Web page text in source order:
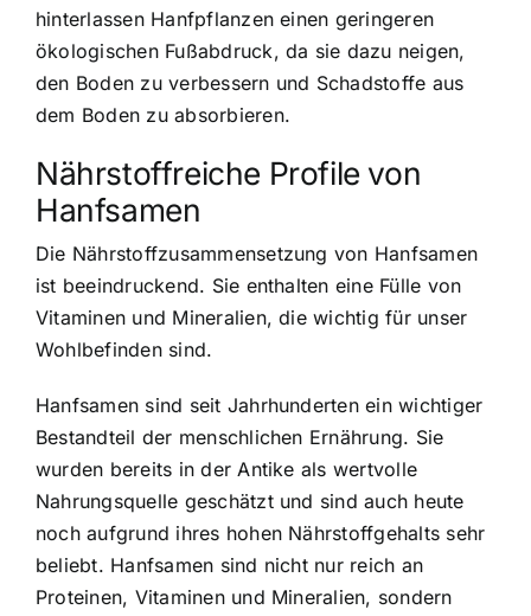
hinterlassen Hanfpflanzen einen geringeren
ökologischen Fußabdruck, da sie dazu neigen,
den Boden zu verbessern und Schadstoffe aus
dem Boden zu absorbieren.
Nährstoffreiche Profile von
Hanfsamen
Die Nährstoffzusammensetzung von Hanfsamen
ist beeindruckend. Sie enthalten eine Fülle von
Vitaminen und Mineralien, die wichtig für unser
Wohlbefinden sind.
Hanfsamen sind seit Jahrhunderten ein wichtiger
Bestandteil der menschlichen Ernährung. Sie
wurden bereits in der Antike als wertvolle
Nahrungsquelle geschätzt und sind auch heute
noch aufgrund ihres hohen Nährstoffgehalts sehr
beliebt. Hanfsamen sind nicht nur reich an
Proteinen, Vitaminen und Mineralien, sondern